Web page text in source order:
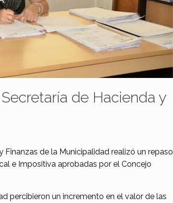
de Hacienda y
de la Municipalidad realizó un repaso
e Impositiva aprobadas por el Concejo
percibieron un incremento en el valor de las